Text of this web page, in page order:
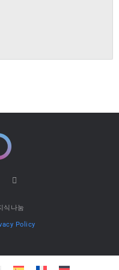
식나눔
Policy